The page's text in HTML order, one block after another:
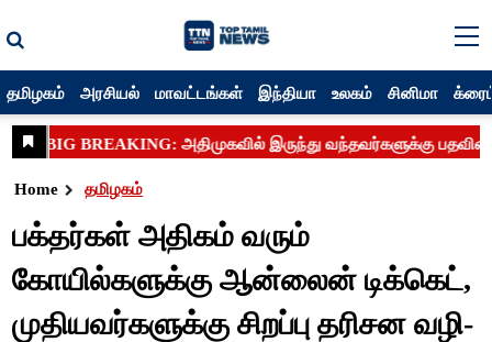
தமிழகம் அரசியல் மாவட்டங்கள் இந்தியா உலகம் சினிமா
Home தமிழகம்
பக்தர்கள் அதிகம் வரும்
கோயில்களுக்கு ஆன்லைன் டிக்கெட்,
முதியவர்களுக்கு சிறப்பு தரிசன வழி-